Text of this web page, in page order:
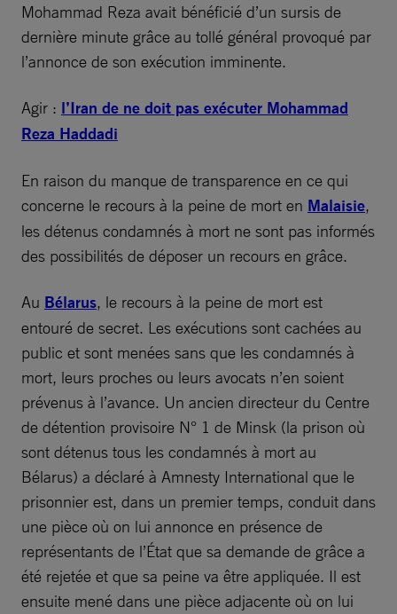
Mohammad Reza avait bénéficié d’un sursis de
dernière minute grâce au tollé général provoqué par
l’annonce de son exécution imminente.
Agir : l’Iran de ne doit pas exécuter Mohammad
Reza Haddadi
En raison du manque de transparence en ce qui
concerne le recours à la peine de mort en Malaisie,
les détenus condamnés à mort ne sont pas informés
des possibilités de déposer un recours en grâce.
Au Bélarus, le recours à la peine de mort est
entouré de secret. Les exécutions sont cachées au
public et sont menées sans que les condamnés à
mort, leurs proches ou leurs avocats n’en soient
prévenus à l’avance. Un ancien directeur du Centre
de détention provisoire N° 1 de Minsk (la prison où
sont détenus tous les condamnés à mort au
Bélarus) a déclaré à Amnesty International que le
prisonnier est, dans un premier temps, conduit dans
une pièce où on lui annonce en présence de
représentants de l’État que sa demande de grâce a
été rejetée et que sa peine va être appliquée. Il est
ensuite mené dans une pièce adjacente où on lui